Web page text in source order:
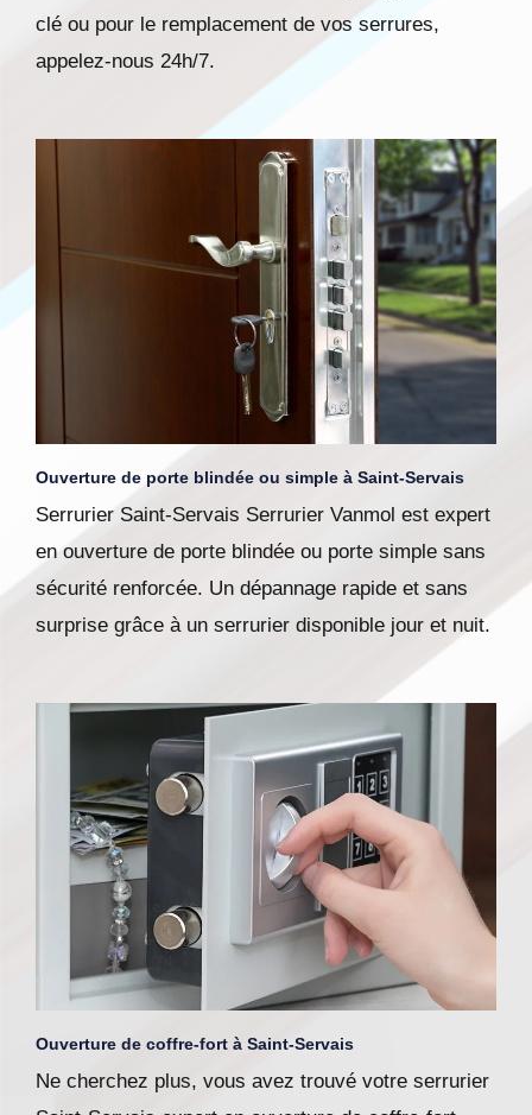
clé ou pour le remplacement de vos serrures,
appelez-nous 24h/7.
Ouverture de porte blindée ou simple à Saint-Servais
Serrurier Saint-Servais Serrurier Vanmol est expert
en ouverture de porte blindée ou porte simple sans
sécurité renforcée. Un dépannage rapide et sans
surprise grâce à un serrurier disponible jour et nuit.
Ouverture de coffre-fort à Saint-Servais
Ne cherchez plus, vous avez trouvé votre serrurier